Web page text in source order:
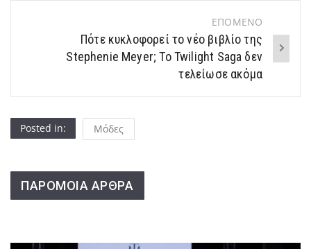
ΕΠΟΜΕΝΟ
Πότε κυκλοφορεί το νέο βιβλίο της
Stephenie Meyer; Το Twilight Saga δεν
τελείωσε ακόμα
Posted in: Μόδες
ΠΑΡΟΜΟΙΑ ΑΡΘΡΑ